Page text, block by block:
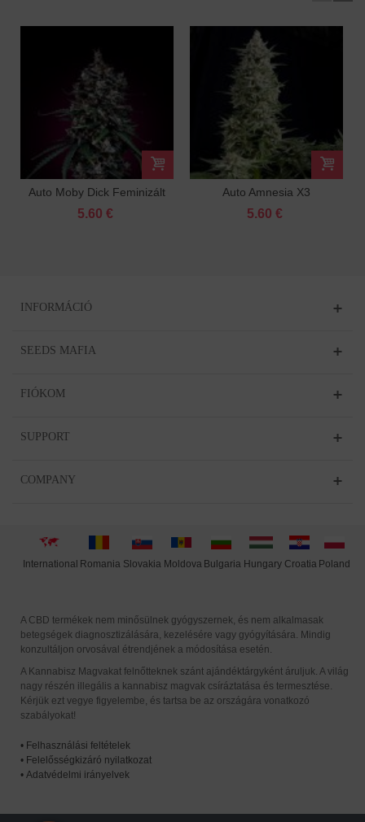
Auto Moby Dick Feminizált
5.60 €
Auto Amnesia X3
Feminizált
5.60 €
INFORMÁCIÓ
SEEDS MAFIA
FIÓKOM
SUPPORT
COMPANY
International Romania Slovakia Moldova Bulgaria Hungary Croatia Poland
A CBD termékek nem minősülnek gyógyszernek, és nem alkalmasak
betegségek diagnosztizálására, kezelésére vagy gyógyítására. Mindig
konzultáljon orvosával étrendjének a módosítása esetén.
A Kannabisz Magvakat felnőtteknek szánt ajándéktárgyként áruljuk. A világ
nagy részén illegális a kannabisz magvak csíráztatása és termesztése.
Kérjük ezt vegye figyelembe, és tartsa be az országára vonatkozó
szabályokat!
• Felhasználási feltételek
• Felelősségkizáró nyilatkozat
• Adatvédelmi irányelvek